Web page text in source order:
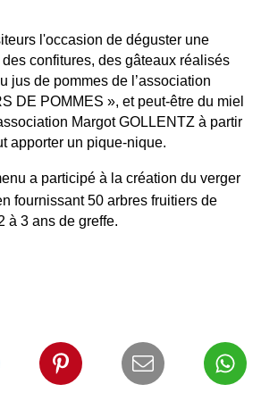
l'occasion de déguster une
confitures, des gâteaux réalisés
jus de pommes de l’association
DE POMMES », et peut-être du miel
Margot GOLLENTZ à partir
apporter un pique-nique.
a participé à la création du verger
fournissant 50 arbres fruitiers de
à 3 ans de greffe.